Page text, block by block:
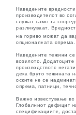
Наведените
производителот во
служат само за
разликуваат.
на гориво можат да
опционалната опрема.
Наведените тежини
возилото. Додатоците
производството
дека бруто тежината
оските не се
опрема, патници,
Важно известување во
Глобалниот дефицит
спецификациите,